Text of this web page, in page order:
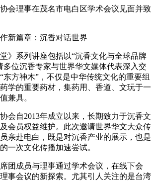
会理事在茂名市电白区学术会议见面并致
新篇章：沉香对话世界
》系列讲座包括以“沉香文化与全球品牌
多位沉香专家与世界华文媒体代表深入交
东方神木”，不仅是中华传统文化的重要组
学的重要药材，集药用、香道、文玩于一
兼具。
会自2013年成立以来，长期致力于沉香文
会员权益维护。此次邀请世界华文大众传
亲赴电白，既是对沉香产业的展示，也是
一次文化传播加速尝试。
团成员与理事通过学术会议，在线下会
事会议的新探索。尤其引人关注的是台湾